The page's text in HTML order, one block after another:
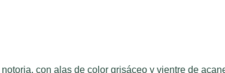
con alas de color grisáceo y vientre de